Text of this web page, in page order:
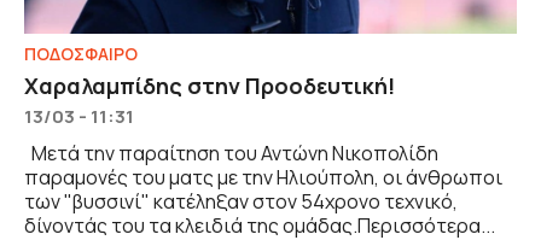
ΠΟΔΟΣΦΑΙΡΟ
Χαραλαμπίδης στην Προοδευτική!
13/03 - 11:31
Μετά την παραίτηση του Αντώνη Νικοπολίδη
παραμονές του ματς με την Ηλιούπολη, οι άνθρωποι
των "βυσσινί" κατέληξαν στον 54χρονο τεχνικό,
δίνοντάς του τα κλειδιά της ομάδας.Περισσότερα...